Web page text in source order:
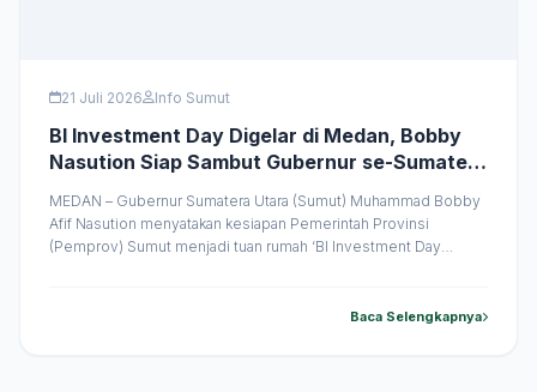
21 Juli 2026 Info Sumut
BI Investment Day Digelar di Medan, Bobby
Nasution Siap Sambut Gubernur se-Sumatera
Bahas Penguatan Investasi
MEDAN – Gubernur Sumatera Utara (Sumut) Muhammad Bobby
Afif Nasution menyatakan kesiapan Pemerintah Provinsi
(Pemprov) Sumut menjadi tuan rumah ‘BI Investment Day
gubernur se-Sumatera, investor, dan pemangku kepentingan
Baca Selengkapnya